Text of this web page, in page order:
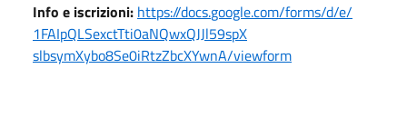
Info e iscrizioni: https://docs.google.com/forms/d/e/
1FAIpQLSexctTti0aNQwxQJJl59spX
slbsymXybo8Se0iRtzZbcXYwnA/viewform